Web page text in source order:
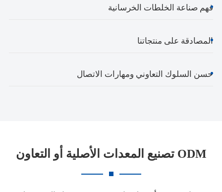
فهم صناعة الخلطات الخرسانية
المصادقة على منتجاتنا
حسن السلوك التعاوني ومهارات الاتصال
تصنيع المعدات الأصلية أو التعاون ODM